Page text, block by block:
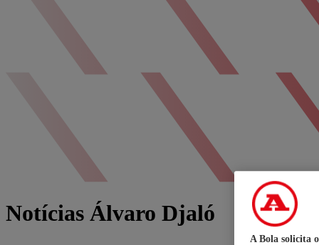
Notícias Álvaro Djaló
A Bola solicita